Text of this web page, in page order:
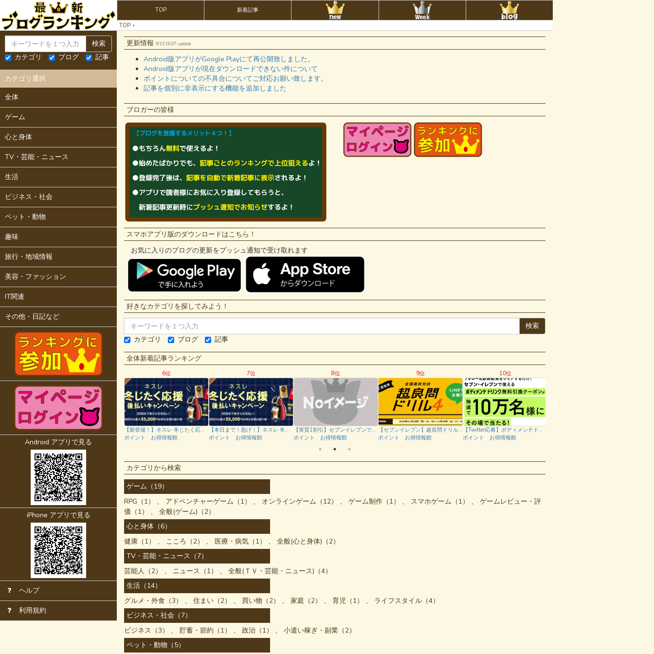
検索
カテゴリ
ブログ 記事
カテゴリ選択
全体
ゲーム
心と身体
TV・芸能・ニュース
生活
ビジネス・社会
ペット・動物
趣味
旅行・地域情報
美容・ファッション
IT関連
その他・日記など
Android アプリで見る
iPhone アプリで見る
ヘルプ
利用規約
TOP 新着記事
TOP ›
更新情報 9/15 16:07 update
Android版アプリがGoogle Playにて再公開致しました。
Android版アプリが現在ダウンロードできない件について
ポイントについての不具合についてご対応お願い致します。
記事を個別に非表示にする機能を追加しました
ブロガーの皆様
スマホアプリ版のダウンロードはこちら！
お気に入りのブログの更新をプッシュ通知で受け取れます
好きなカテゴリを探してみよう！
検索
カテゴリ
ブログ 記事
全体新着記事ランキング
【2019年11月】ECナビ dカードGOLD新規申し込みで最大36000円相当獲得！dポイントを貯めたい方におすすめ!
館
5位
ポイント お得情報館
6位
【新登場！】ネスレ 冬じたく応援 後払いキャンペーンで最大55000円相当のネスレ商品が無料でもらえる！さらにポイントインカム経由で38000円相当も必ずらえる！
ポイント お得情報館
7位
【本日まで！急げ！】ネスレ 冬じたく応援 後払いキャンペーンで最大55000円相当のネスレ商品が無料でもらえる！さらにポイントインカム経由で38000円相当も必ずらえる！
ポイント お得情報館
8位
【実質1割引】セブンイレブンで700円以上d払いで10%dポイント還元キャンペーン！2019年11月14日～12月1日
ポイント お得情報館
9位
【セブンイレブン】超良問ドリル4で5問正解するとカロリーメイト、ボディメンテドリンク引き換えクーポンがもらえる！2019年11月18日～11月30日
ポイント お得情報館
10位
【Twitter応募】ボディメンテドリンクが抽選で１０万名に当たる！「島耕作だけ診断」キャンペーン！2019年11月18日～12月2日
ポイント お得情報館
カテゴリから検索
ゲーム（19）
RPG（1）
アドベンチャーゲーム（1） オンラインゲーム（12） ゲーム制作（1） スマホゲーム（1）
ゲームレビュー・評
価（1）
全般(ゲーム)（2）
心と身体（6）
健康（1）
こころ（2） 医療・病気（1）
全般(心と身体)（2）
TV・芸能・ニュース（7）
芸能人（2）
ニュース（1）
全般(ＴＶ・芸能・ニュース)（4）
生活（14）
グルメ・外食（3）
住まい（2） 買い物（2） 家庭（2） 育児（1）
ライフスタイル（4）
ビジネス・社会（7）
ビジネス（3）
貯蓄・節約（1） 政治（1）
小遣い稼ぎ・副業（2）
ペット・動物（5）